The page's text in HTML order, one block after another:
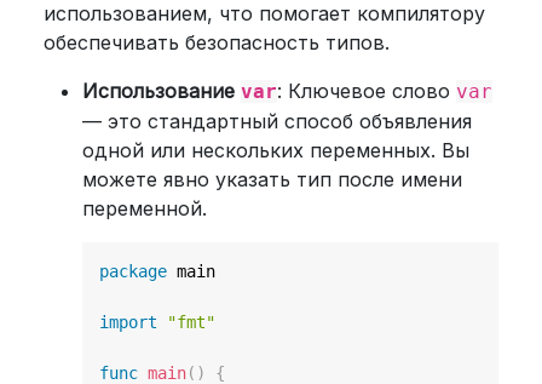
использованием, что помогает компилятору
обеспечивать безопасность типов.
Использование var: Ключевое слово var
— это стандартный способ объявления
одной или нескольких переменных. Вы
можете явно указать тип после имени
переменной.
package main
import "fmt"
func main( )
{